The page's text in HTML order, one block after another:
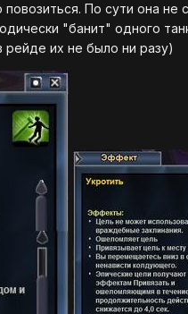
По сути она
"банит" одного
рейде их не было ни разу)